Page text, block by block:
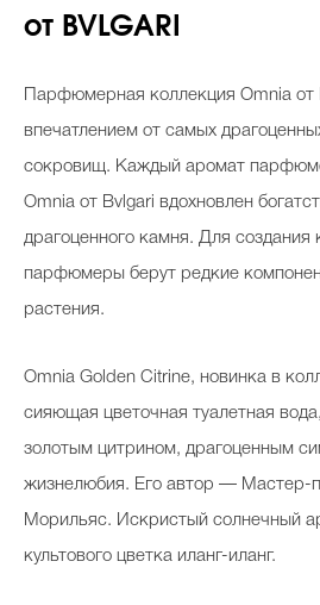
от BVLGARI
Парфюмерная коллекция Omnia от
впечатлением от самых
сокровищ. Каждый аромат
Omnia от Bvlgari вдохновлен
драгоценного камня. Для создания
парфюмеры берут редкие
растения.
Omnia Golden Citrine, новинка в
сияющая цветочная туалетная
золотым цитрином, драгоценным
жизнелюбия. Его автор — Мастер-
Морильяс. Искристый солнечный
культового цветка иланг-иланг.